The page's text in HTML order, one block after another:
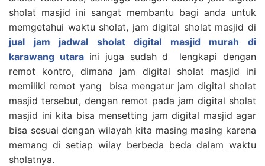
sholat masjid ini sangat membantu bagi anda untuk
memgetahui waktu sholat, jam digital sholat masjid di
jual jam jadwal sholat digital masjid murah di
karawang utaraini juga sudah d lengkapi dengan
remot kontro, dimana jam digital sholat masjid ini
memiliki remot yang bisa mengatur jam digital sholat
masjid tersebut, dengan remot pada jam digital sholat
masjid ini kita bisa mensetting jam digital masjid agar
bisa sesuai dengan wilayah kita masing masing karena
memang di setiap wilay berbeda beda dalam waktu
sholatnya.